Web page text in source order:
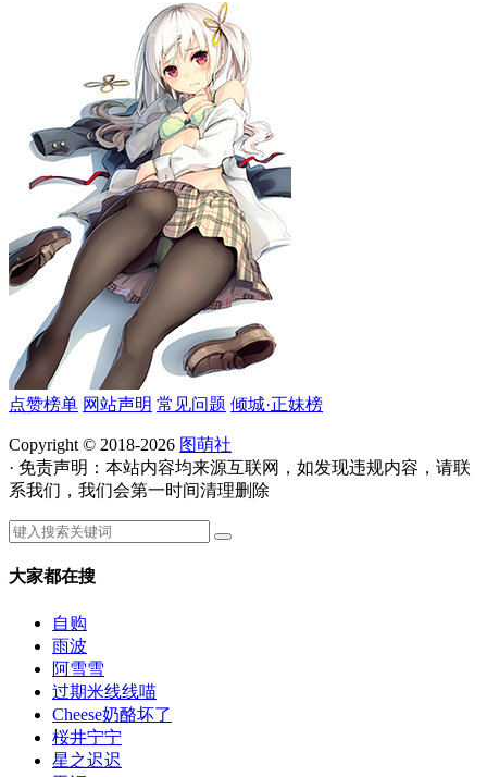
点赞榜单 网站声明 常见问题 倾城·正妹榜
Copyright © 2018-2026 图萌社
· 免责声明：本站内容均来源互联网，如发现违规内容，请联
系我们，我们会第一时间清理删除
大家都在搜
自购
雨波
阿雪雪
过期米线线喵
Cheese奶酪坏了
桜井宁宁
星之迟迟